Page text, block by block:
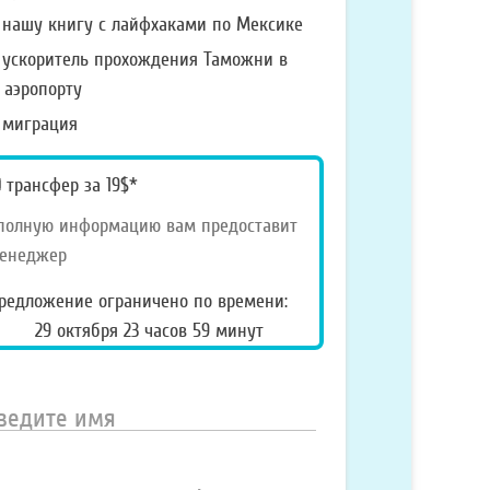
книгу с лайфхаками по Мексике
прохождения Таможни в
аэропорту
трансфер за 19$*
информацию вам предоставит
ограничено по времени:
29 октября 23 часов 59 минут